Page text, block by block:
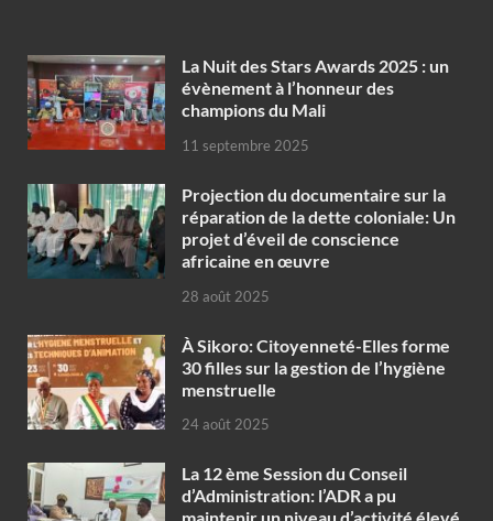
‎La Nuit des Stars Awards 2025 : un
évènement à l’honneur des
champions du Mali
11 septembre 2025
Projection du documentaire sur la
réparation de la dette coloniale: Un
projet d’éveil de conscience
africaine en œuvre‎
28 août 2025
À Sikoro: Citoyenneté-Elles forme
30 filles sur la gestion de l’hygiène
menstruelle
24 août 2025
La 12 ème Session du Conseil
d’Administration: l’ADR a pu